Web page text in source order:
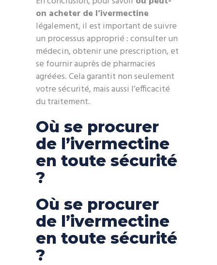
on acheter de l’ivermectine
légalement, il est important de suivre
un processus approprié : consulter un
médecin, obtenir une prescription, et
se fournir auprès de pharmacies
agréées. Cela garantit non seulement
votre sécurité, mais aussi l’efficacité
du traitement.
Où se procurer
de l’ivermectine
en toute sécurité
?
Où se procurer
de l’ivermectine
en toute sécurité
?